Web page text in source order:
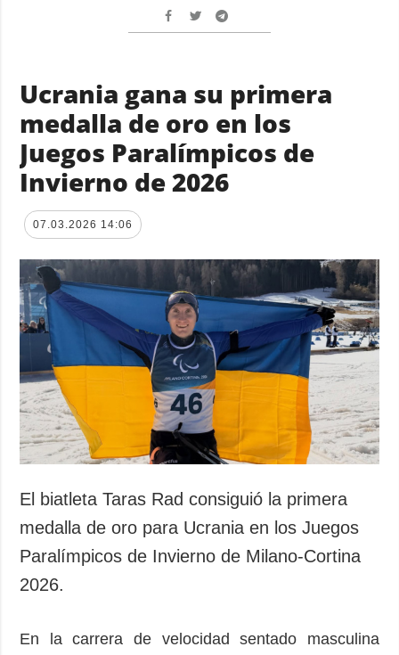
Ucrania gana su primera
medalla de oro en los
Juegos Paralímpicos de
Invierno de 2026
07.03.2026 14:06
El biatleta Taras Rad consiguió la primera
medalla de oro para Ucrania en los Juegos
Paralímpicos de Invierno de Milano-Cortina
2026.
En la carrera de velocidad sentado masculina